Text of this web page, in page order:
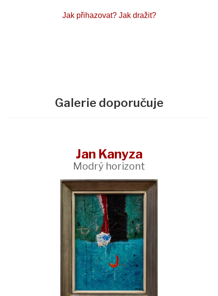
Jak přihazovat? Jak dražit?
Galerie doporučuje
Jan Kanyza
Modrý horizont